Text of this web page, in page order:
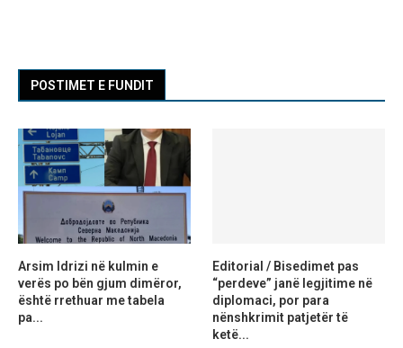
POSTIMET E FUNDIT
Arsim Idrizi në kulmin e
verës po bën gjum dimëror,
është rrethuar me tabela
pa...
Editorial / Bisedimet pas
“perdeve” janë legjitime në
diplomaci, por para
nënshkrimit patjetër të
ketë...